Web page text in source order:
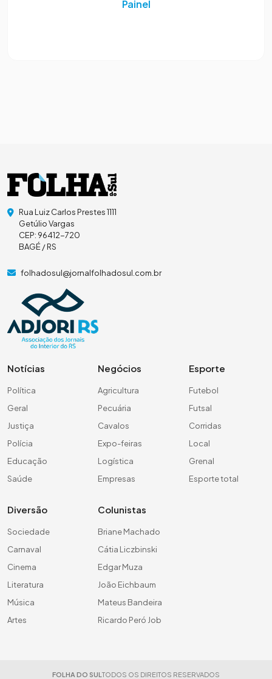
Painel
Rua Luiz Carlos Prestes 1111
Getúlio Vargas
CEP: 96412-720
BAGÉ / RS
folhadosul@jornalfolhadosul.com.br
Notícias
Política
Geral
Justiça
Polícia
Educação
Saúde
Negócios
Agricultura
Pecuária
Cavalos
Expo-feiras
Logística
Empresas
Esporte
Futebol
Futsal
Corridas
Local
Grenal
Esporte total
Diversão
Sociedade
Carnaval
Cinema
Literatura
Música
Artes
Colunistas
Briane Machado
Cátia Liczbinski
Edgar Muza
João Eichbaum
Mateus Bandeira
Ricardo Peró Job
FOLHA DO SUL TODOS OS DIREITOS RESERVADOS